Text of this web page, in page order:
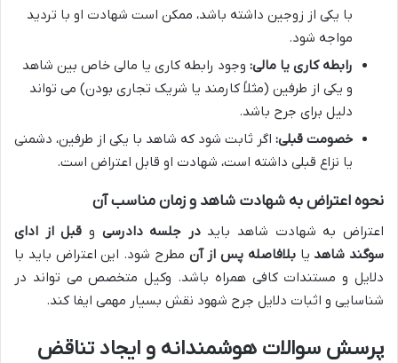
با یکی از زوجین داشته باشد، ممکن است شهادت او با تردید
مواجه شود.
رابطه کاری یا مالی: وجود رابطه کاری یا مالی خاص بین شاهد
و یکی از طرفین (مثلاً کارمند یا شریک تجاری بودن) می تواند
دلیل برای جرح باشد.
خصومت قبلی: اگر ثابت شود که شاهد با یکی از طرفین، دشمنی
یا نزاع قبلی داشته است، شهادت او قابل اعتراض است.
نحوه اعتراض به شهادت شاهد و زمان مناسب آن
اعتراض به شهادت شاهد بایددر جلسه دادرسی و قبل از ادای
سوگند شاهدیابلافاصله پس از آن مطرح شود. این اعتراض باید با
دلایل و مستندات کافی همراه باشد. وکیل متخصص می تواند در
شناسایی و اثبات دلایل جرح شهود نقش بسیار مهمی ایفا کند.
پرسش سوالات هوشمندانه و ایجاد تناقض